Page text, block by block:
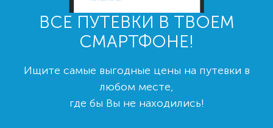
ВСЕ ПУТЕВКИ В ТВОЕМ
СМАРТФОНЕ!
Ищите самые выгодные цены на путевки в
любом месте,
где бы Вы не находились!